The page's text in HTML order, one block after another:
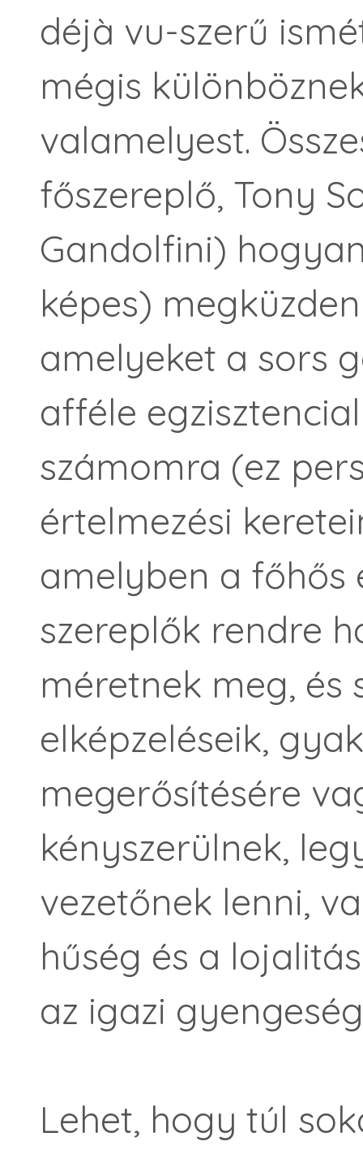
déjà vu-szerű
mégis
valamelyest.
főszereplő, Tony
Gandolfini)
képes)
amelyeket a sors
afféle
számomra (ez
értelmezési
amelyben a főhős
szereplők rendre
méretnek meg, és
elképzeléseik,
megerősítésére
kényszerülnek,
vezetőnek lenni,
hűség és a
az igazi
Lehet, hogy túl